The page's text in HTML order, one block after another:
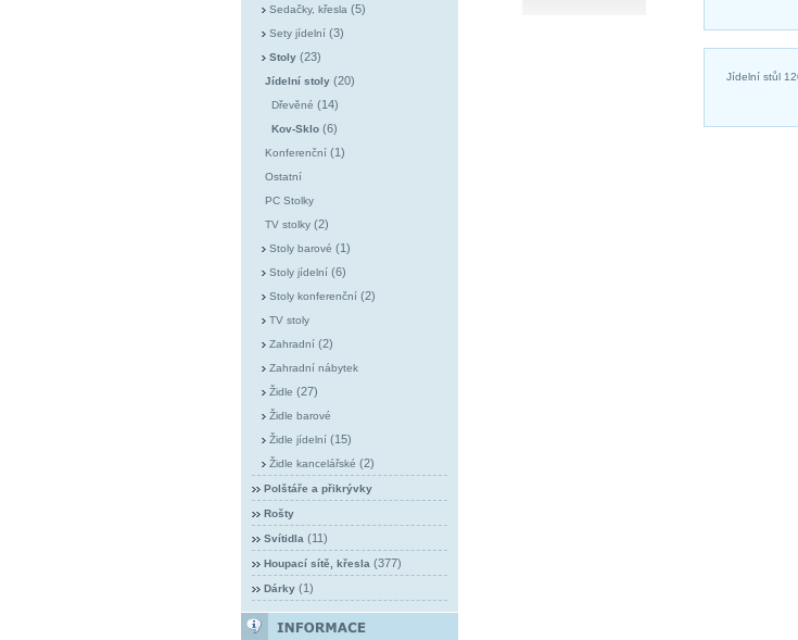
Sedačky, křesla (5)
Sety jídelní(3)
Stoly(23)
Jídelní stoly(20)
Dřevěné (14)
Kov-Sklo(6)
Konferenční(1)
Ostatní
PC Stolky
TV stolky(2)
Stoly barové (1)
Stoly jídelní(6)
Stoly konferenční(2)
TV stoly
Zahradní(2)
Zahradní nábytek
Židle (27)
Židle barové
Židle jídelní(15)
Židle kancelářské (2)
Polštáře a přikrývky
Rošty
Svítidla (11)
Houpací sítě, křesla (377)
Dárky(1)
Jídelní stůl